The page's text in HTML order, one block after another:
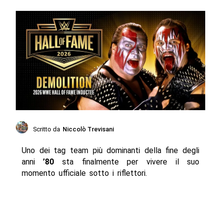
Scritto da Niccolò Trevisani
Uno dei tag team più dominanti della fine degli
anni’80 sta finalmente per vivere il suo
momento ufficiale sotto i riflettori.